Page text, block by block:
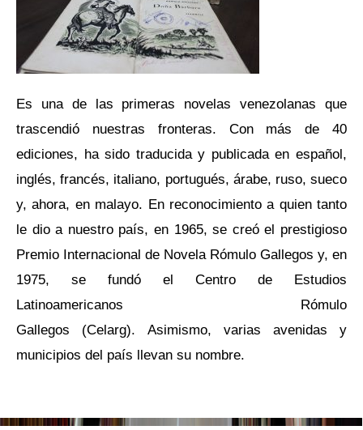
Es una de las primeras novelas venezolanas que
trascendió nuestras fronteras. Con más de 40
ediciones, ha sido traducida y publicada en español,
inglés, francés, italiano, portugués, árabe, ruso, sueco
y, ahora, en malayo. En reconocimiento a quien tanto
le dio a nuestro país, en 1965, se creó el prestigioso
Premio Internacional de Novela Rómulo Gallegos y, en
1975, se fundó el Centro de Estudios
Latinoamericanos Rómulo
Gallegos (Celarg). Asimismo, varias avenidas y
municipios del país llevan su nombre.